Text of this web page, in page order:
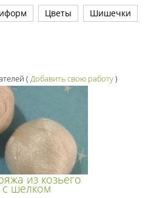
Цветы Шишечки
( Добавить свою работу)
из козьего
с шелком